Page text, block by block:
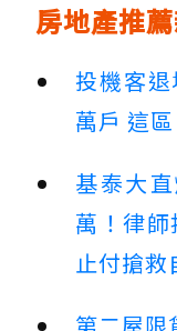
房地產推
投機客
萬戶 這
基泰大
萬！律
止付搶救